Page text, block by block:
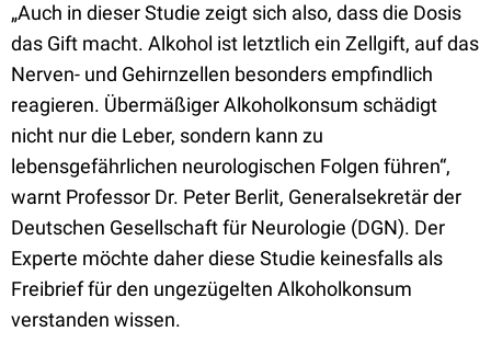
„Auch in dieser Studie zeigt sich also, dass die Dosis
das Gift macht. Alkohol ist letztlich ein Zellgift, auf das
Nerven- und Gehirnzellen besonders empfindlich
reagieren. Übermäßiger Alkoholkonsum schädigt
nicht nur die Leber, sondern kann zu
lebensgefährlichen neurologischen Folgen führen“,
warnt Professor Dr. Peter Berlit, Generalsekretär der
Deutschen Gesellschaft für Neurologie (DGN). Der
Experte möchte daher diese Studie keinesfalls als
Freibrief für den ungezügelten Alkoholkonsum
verstanden wissen.